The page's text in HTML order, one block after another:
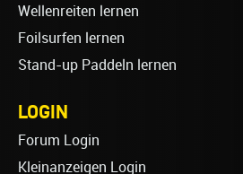
Wellenreiten lernen
Foilsurfen lernen
Stand-up Paddeln lernen
LOGIN
Forum Login
Kleinanzeigen Login